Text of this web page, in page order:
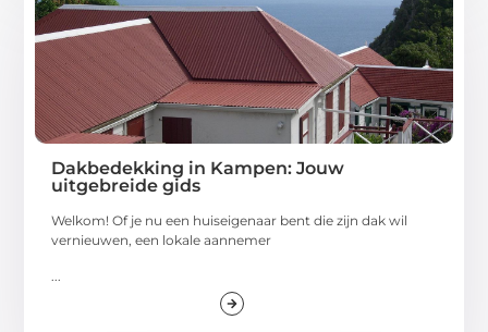
Dakbedekking in Kampen: Jouw
uitgebreide gids
Welkom! Of je nu een huiseigenaar bent die zijn dak wil
vernieuwen, een lokale aannemer